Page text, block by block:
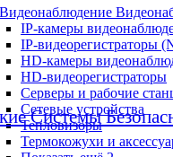
IP-камеры
IP-видеорегистраторы
HD-камеры
HD-видеорегистраторы
Серверы и рабочие
Сетевые устройства
Тепловизоры
Термокожухи и
Системы